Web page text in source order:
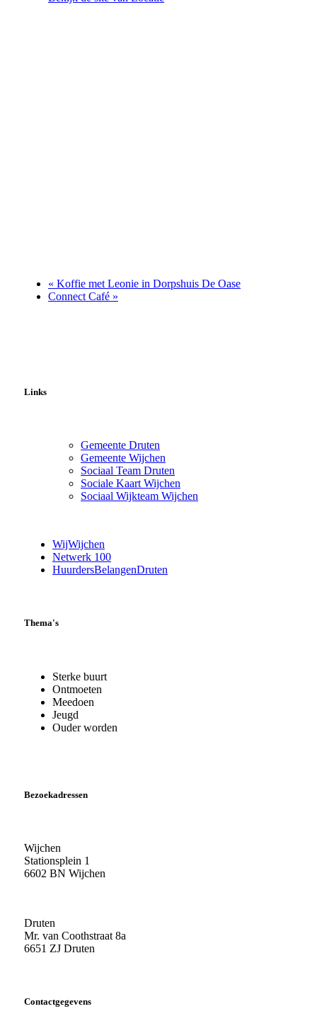
« Koffie met Leonie in Dorpshuis De Oase
Connect Café »
Links
Gemeente Druten
Gemeente Wijchen
Sociaal Team Druten
Sociale Kaart Wijchen
Sociaal Wijkteam Wijchen
WijWijchen
Netwerk 100
HuurdersBelangenDruten
Thema's
Sterke buurt
Ontmoeten
Meedoen
Jeugd
Ouder worden
Bezoekadressen
Wijchen
Stationsplein 1
6602 BN Wijchen
Druten
Mr. van Coothstraat 8a
6651 ZJ Druten
Contactgegevens